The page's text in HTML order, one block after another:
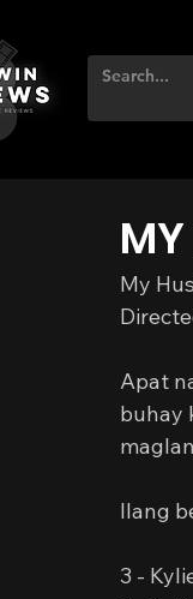
My
Apat
buhay
Ilang
3 -